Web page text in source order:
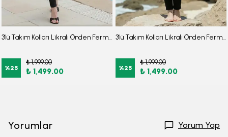
3'lü Takım Kolları Likralı Önden Fermuarlı Yırtmaçlı Maksi Burkini Tesettür Mayo D26
%25
₺ 1,999.00
₺ 1,499.00
3'lü Takım Kolları Likralı Önden Fermuarlı Yırtmaçlı Maksi Burkini Tesettür Mayo D27
%25
₺ 1,999.00
₺ 1,499.00
Yorumlar Yorum Yap